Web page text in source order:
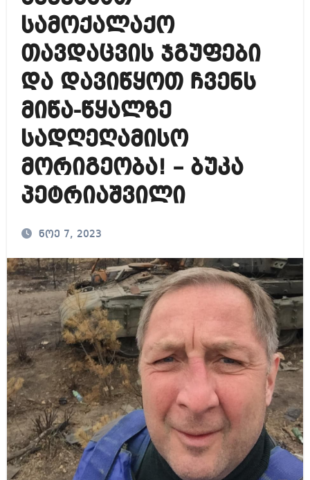
სამოქალაქო
თავდაცვის ჯგუფები
და დავიწყოთ ჩვენს
მიწა-წყალზე
სადღეღამისო
მორიგეობა! – ბუკა
პეტრიაშვილი
ნოე 7, 2023